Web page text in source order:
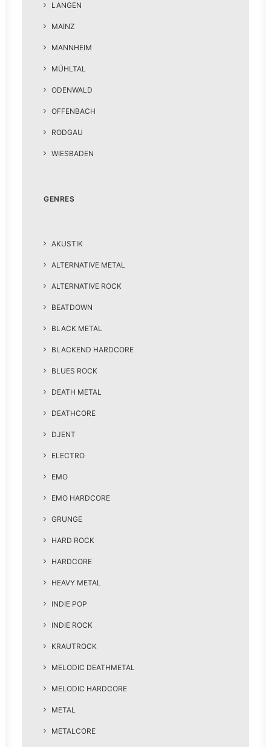
LANGEN
MAINZ
MANNHEIM
MÜHLTAL
ODENWALD
OFFENBACH
RODGAU
WIESBADEN
GENRES
AKUSTIK
ALTERNATIVE METAL
ALTERNATIVE ROCK
BEATDOWN
BLACK METAL
BLACKEND HARDCORE
BLUES ROCK
DEATH METAL
DEATHCORE
DJENT
ELECTRO
EMO
EMO HARDCORE
GRUNGE
HARD ROCK
HARDCORE
HEAVY METAL
INDIE POP
INDIE ROCK
KRAUTROCK
MELODIC DEATHMETAL
MELODIC HARDCORE
METAL
METALCORE